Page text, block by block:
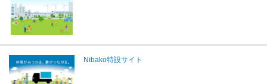
Nibako特設サイト